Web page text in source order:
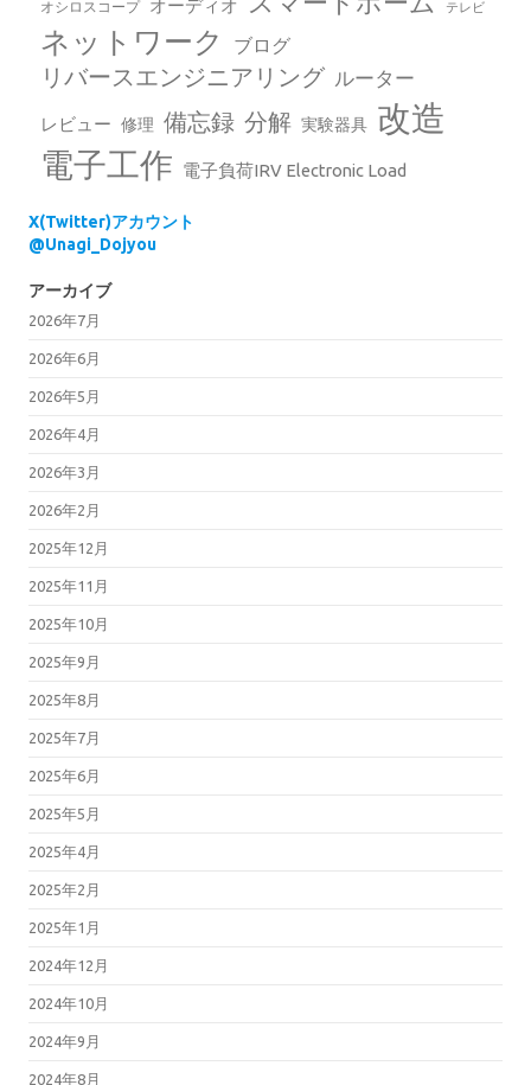
オシロスコープ オーディオ テレビ
ネットワーク ブログ
リバースエンジニアリング ルーター
レビュー 修理 備忘録 分解 実験器具 改造
電子工作 電子負荷IRV Electronic Load
X(Twitter)アカウント
@Unagi_Dojyou
アーカイブ
2026年7月
2026年6月
2026年5月
2026年4月
2026年3月
2026年2月
2025年12月
2025年11月
2025年10月
2025年9月
2025年8月
2025年7月
2025年6月
2025年5月
2025年4月
2025年2月
2025年1月
2024年12月
2024年10月
2024年9月
2024年8月